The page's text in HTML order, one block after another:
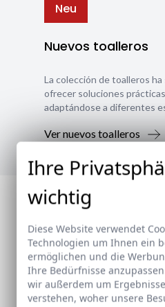
Neu
Nuevos toalleros
La colección de toalleros ha
ofrecer soluciones
adaptándose a diferentes
Ver nuevos toalleros
Ihre
wichtig
Diese Website verwendet
Technologien um Ihnen ein
ermöglichen und die
Ihre Bedürfnisse
wir außerdem um
verstehen, woher unsere